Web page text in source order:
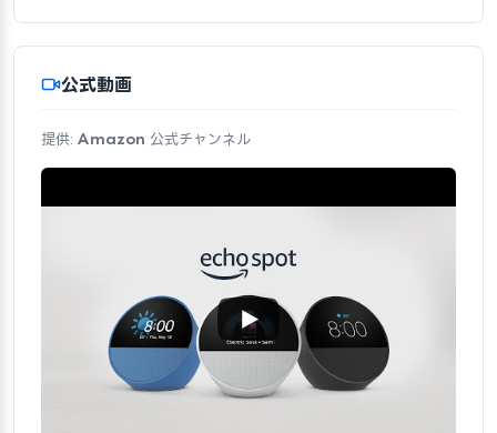
公式動画
提供: Amazon 公式チャンネル